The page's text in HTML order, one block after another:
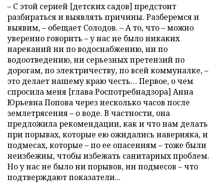
– С этой серией [детских садов] предстоит
разбираться и выявлять причины. Разберемся и
выявим, – обещает Солодов. – А то, что – можно
уверенно говорить – у нас не было никаких
нареканий ни по водоснабжению, ни по
водоотведению, ни серьезных претензий по
дорогам, по электричеству, по всей коммуналке, –
это делает нашему краю честь… Первое, о чем
спросила меня [глава Роспотребнадзора] Анна
Юрьевна Попова через несколько часов после
землетрясения – о воде. В частности, она
предложила рекомендации, как и что нам делать
при порывах, которые ею ожидались наверняка, и
подмесах, которые – по ее опасениям – тоже были
неизбежны, чтобы избежать санитарных проблем.
Но у нас не было ни порывов, ни подмесов – что
подтверждают показатели...